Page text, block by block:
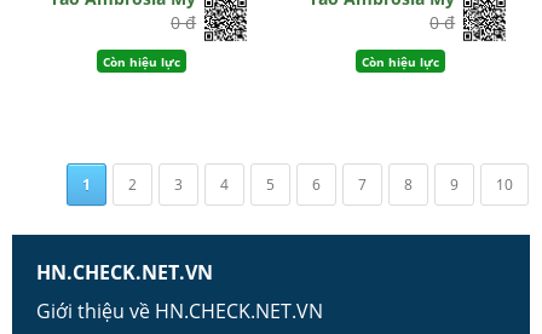
0 đ
Còn hiệu lực
0 đ
Còn hiệu lực
1 2 3 4 5 6 7 8 9 10
HN.CHECK.NET.VN
Giới thiệu về HN.CHECK.NET.VN